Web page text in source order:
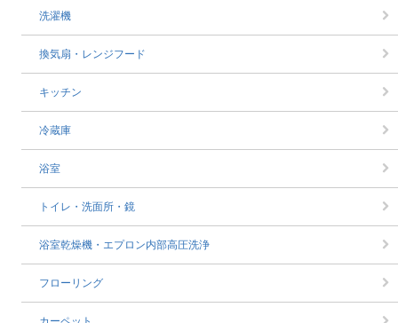
洗濯機
換気扇・レンジフード
キッチン
冷蔵庫
浴室
トイレ・洗面所・鏡
浴室乾燥機・エプロン内部高圧洗浄
フローリング